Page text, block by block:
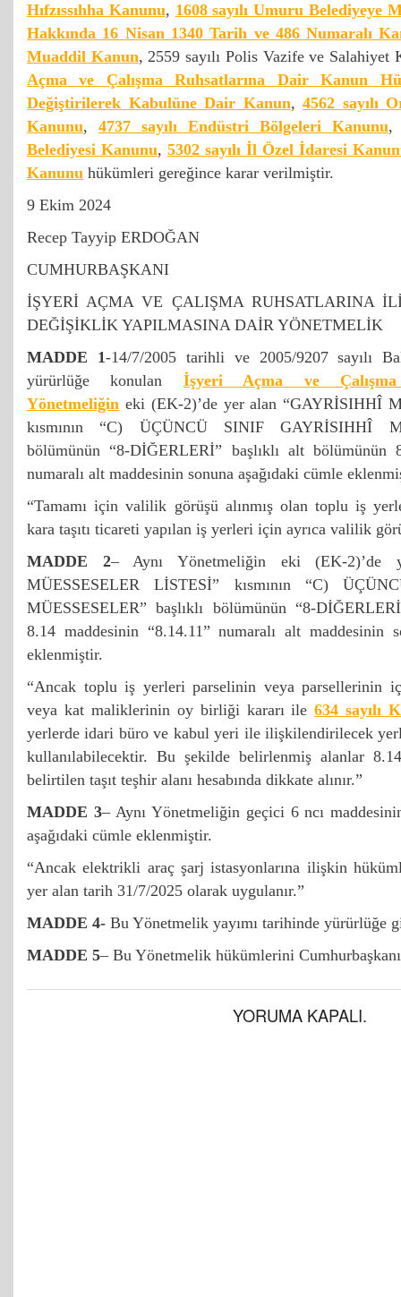
Hıfzıssıhha Kanunu, 1608 sayılı Umuru Belediyeye
Hakkında 16 Nisan 1340 Tarih ve 486 Numaralı
Muaddil Kanun, 2559 sayılı Polis Vazife ve Salahiyet
Açma ve Çalışma Ruhsatlarına Dair Kanun
Değiştirilerek Kabulüne Dair Kanun, 4562 sayılı
Kanunu, 4737 sayılı Endüstri Bölgeleri Kanunu
Belediyesi Kanunu, 5302 sayılı İl Özel İdaresi
Kanunu hükümleri gereğince karar verilmiştir.
9 Ekim 2024
Recep Tayyip ERDOĞAN
CUMHURBAŞKANI
İŞYERİ AÇMA VE ÇALIŞMA RUHSATLARINA
DEĞİŞİKLİK YAPILMASINA DAİR YÖNETMELİK
MADDE 1-14/7/2005 tarihli ve 2005/9207 sayılı
yürürlüğe konulan İşyeri Açma ve
Yönetmeliğin eki (EK-2)’de yer alan “GAYRİSIHHÎ
kısmının “C) ÜÇÜNCÜ SINIF GAYRİSIHHÎ
bölümünün “8-DİĞERLERİ” başlıklı alt bölümünün
numaralı alt maddesinin sonuna aşağıdaki cümle
“Tamamı için valilik görüşü alınmış olan toplu iş
kara taşıtı ticareti yapılan iş yerleri için ayrıca valilik
MADDE 2– Aynı Yönetmeliğin eki (EK-2)’de
MÜESSESELER LİSTESİ” kısmının “C)
MÜESSESELER” başlıklı bölümünün “8-
8.14 maddesinin “8.14.11” numaralı alt maddesinin
eklenmiştir.
“Ancak toplu iş yerleri parselinin veya parsellerinin
veya kat maliklerinin oy birliği kararı ile634 sayılı
yerlerde idari büro ve kabul yeri ile ilişkilendirilecek
kullanılabilecektir. Bu şekilde belirlenmiş alanlar
belirtilen taşıt teşhir alanı hesabında dikkate alınır.”
MADDE 3– Aynı Yönetmeliğin geçici 6 ncı
aşağıdaki cümle eklenmiştir.
“Ancak elektrikli araç şarj istasyonlarına ilişkin
yer alan tarih 31/7/2025 olarak uygulanır.”
MADDE 4- Bu Yönetmelik yayımı tarihinde yürürlüğe
MADDE 5– Bu Yönetmelik hükümlerini
YORUMA KAPALI.